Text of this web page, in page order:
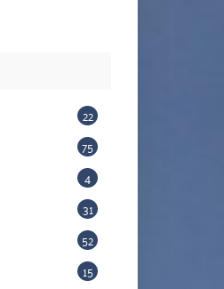
22
75
4
31
52
15